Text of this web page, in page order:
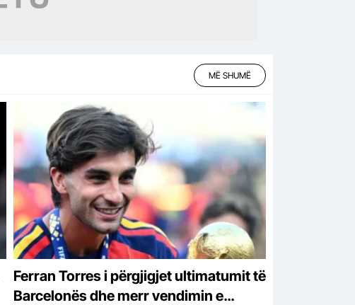
MË SHUMË
Ferran Torres i përgjigjet ultimatumit të
Barcelonës dhe merr vendimin e